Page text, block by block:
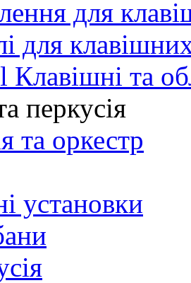
для
для
та
перкусія
та оркестр
установки